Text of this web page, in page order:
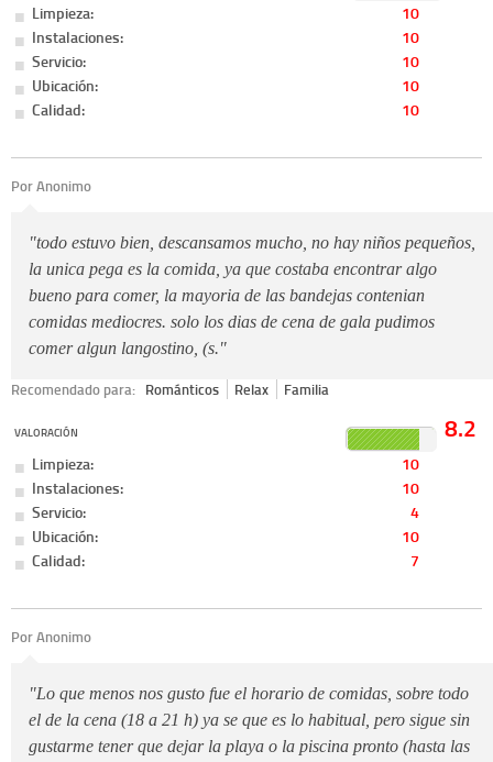
Limpieza:
10
Instalaciones:
10
Servicio:
10
Ubicación:
10
Calidad:
10
Por Anonimo
"todo estuvo bien, descansamos mucho, no hay niños pequeños,
la unica pega es la comida, ya que costaba encontrar algo
bueno para comer, la mayoria de las bandejas contenian
comidas mediocres. solo los dias de cena de gala pudimos
comer algun langostino, (s."
Recomendado para: Románticos Relax Familia
VALORACIÓN 8.2
Limpieza:
10
Instalaciones:
10
Servicio:
4
Ubicación:
10
Calidad:
7
Por Anonimo
"Lo que menos nos gusto fue el horario de comidas, sobre todo
el de la cena (18 a 21 h) ya se que es lo habitual, pero sigue sin
gustarme tener que dejar la playa o la piscina pronto (hasta las